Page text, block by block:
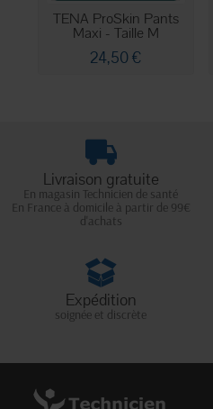
TENA ProSkin Pants
Maxi - Taille M
24,50 €
Livraison gratuite
En magasin Technicien de santé
En France à domicile à partir de 99€
d'achats
Expédition
soignée et discrète